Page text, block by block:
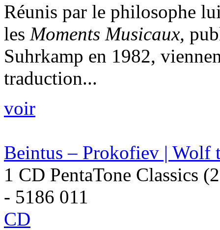
Réunis par le philosophe
les Moments Musicaux,
Suhrkamp en 1982,
traduction...
voir
Beintus – Prokofiev | Wolf
1 CD PentaTone Classics
- 5186 011
CD